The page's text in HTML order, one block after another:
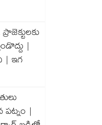
|
| ఇగ
పట్నం |